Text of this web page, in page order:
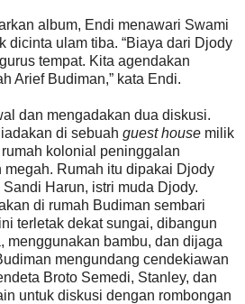
album, Endi menawari Swami
dicinta ulam tiba. “Biaya dari Djody
tempat. Kita agendakan
Arief Budiman,” kata Endi.
dan mengadakan dua diskusi.
di sebuah guest house milik
kolonial peninggalan
megah. Rumah itu dipakai Djody
Harun, istri muda Djody.
di rumah Budiman sembari
terletak dekat sungai, dibangun
menggunakan bambu, dan dijaga
mengundang cendekiawan
Broto Semedi, Stanley, dan
untuk diskusi dengan rombongan